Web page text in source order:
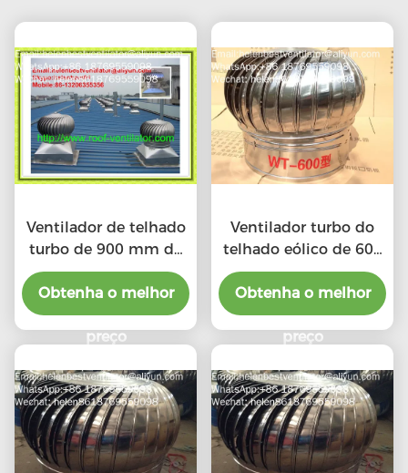
Ventilador de telhado
turbo de 900 mm de
grande porte, movido
pelo vento, para
oficina de aço
inoxidável
Obtenha o melhor
preço
Ventilador turbo do
telhado eólico de 600
mm para oficina de
aço inoxidável
Obtenha o melhor
preço